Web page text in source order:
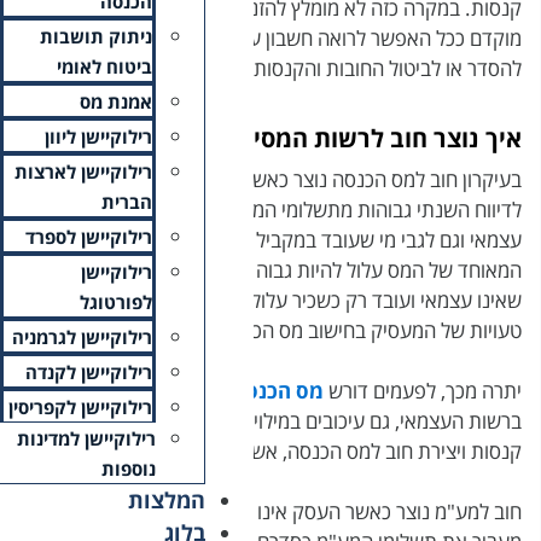
ניתוק תושבות
ביטוח לאומי
רילוקיישן ליוון
רילוקיישן לארצות
הברית
רילוקיישן לספרד
רילוקיישן
לפורטוגל
רילוקיישן לגרמניה
רילוקיישן לקפריסין
רילוקיישן למדינות
המלצות
בלוג
את הטיפול וכדאי לפנות
מנת שיסייע לכם להגיע
השומות הסופיות בהתאם
השוטפים. זה נכון לגבי
במקרה השני, החישוב
המס ששילם. גם מי
להגיע לחוב בעיקר בשל
להצהיר על ההון העומד
הצהרת הון יובילו להטלת
לתפוח ולצבור ריביות.
על מע"מ במועד ואינו